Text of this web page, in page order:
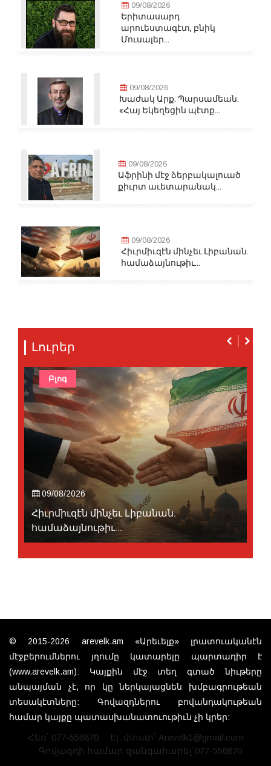
09/08/2026
Երիտասարդ
արուեստագէտ, բնիկ
Մուսալեր...
09/08/2026
Խաժակ Արք. Պարսամեան.
«Հայ Եկեղեցին պէտք...
09/08/2026
Աֆրինի մէջ ձերբակալուած
քիւրտ աւետարանակ...
09/08/2026
Հիւրմիւզէն մինչեւ Լիբանան.
համաձայնութիւ...
Լուրեր
09/08/2026
Հիւրմիւզէն մինչեւ Լիբանան.
համաձայնութիւ...
Բլոգ
© 2015-2026 arevelk.am «Արեւելք» լրատուականէն
մէջբերումներու յղումը կատարելը պարտադիր է
(www.arevelk.am): Կայքին մէջ տեղ գտած նիւթերը
անպայման չէ, որ կը ներկայացնեն խմբագրութեան
տեսակէտները: Գովազդներու բովանդակութեան
համար կայքը պատասխանատուութիւն չի կրեր:
Հեռ՝ 077-556870
Էլ. փոստ՝ Arevelk1@gmail.com
Գովազդի համար զանգահարել`077-556870